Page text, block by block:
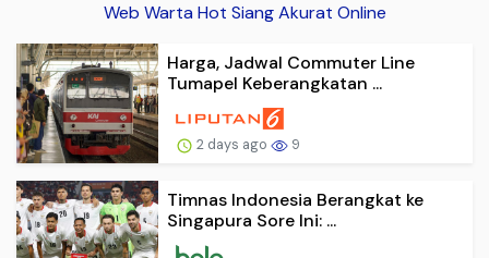
Web Warta Hot Siang Akurat Online
Harga, Jadwal Commuter Line
Tumapel Keberangkatan ...
2 days ago 9
Timnas Indonesia Berangkat ke
Singapura Sore Ini: ...